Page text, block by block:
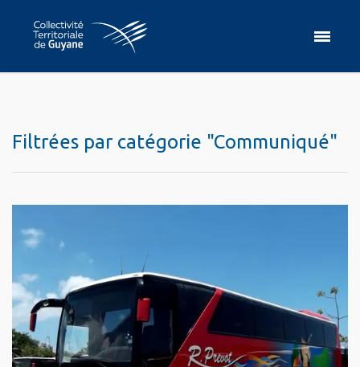
Filtrées par catégorie "Communiqué"